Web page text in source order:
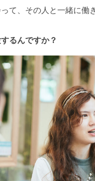
て、その人と一緒に働
るんですか？